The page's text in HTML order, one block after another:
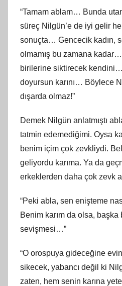
“Tamam ablam… Bunda
süreç Nilgün’e de iyi gelir
sonuçta… Gencecik kadın,
olmamış bu zamana
birilerine siktirecek
doyursun karını… Böylece
dışarda olmaz!”
Demek Nilgün anlatmıştı
tatmin edemediğimi. Oysa
benim içim çok zevkliydi.
geliyordu karıma. Ya da
erkeklerden daha çok zevk
“Peki abla, sen enişteme
Benim karım da olsa, başka
sevişmesi…”
“O orospuya gideceğine
sikecek, yabancı değil ki
zaten, hem senin karına